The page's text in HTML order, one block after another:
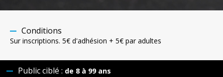
Conditions
Sur inscriptions. 5€ d'adhésion + 5€ par adultes
Public ciblé : de 8 à 99 ans